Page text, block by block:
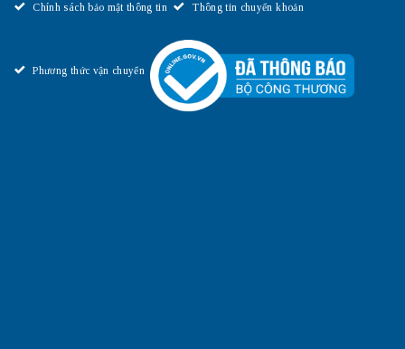
Chính sách bảo mật thông tin Thông tin chuyển khoản
Phương thức vận chuyển